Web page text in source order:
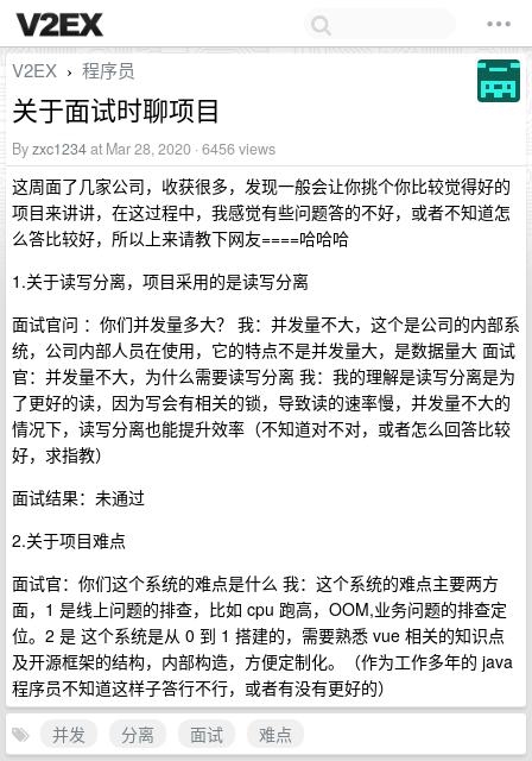
V2EX › 程序员
关于面试时聊项目
Byzxc1234at Mar 28, 2020 · 6456 views
这周面了几家公司，收获很多，发现一般会让你挑个你比较觉得好的
项目来讲讲，在这过程中，我感觉有些问题答的不好，或者不知道怎
么答比较好，所以上来请教下网友====哈哈哈
1.关于读写分离，项目采用的是读写分离
面试官问 ：你们并发量多大？ 我：并发量不大，这个是公司的内部系
统，公司内部人员在使用，它的特点不是并发量大，是数据量大 面试
官：并发量不大，为什么需要读写分离 我：我的理解是读写分离是为
了更好的读，因为写会有相关的锁，导致读的速率慢，并发量不大的
情况下，读写分离也能提升效率（不知道对不对，或者怎么回答比较
好，求指教）
面试结果：未通过
2.关于项目难点
面试官：你们这个系统的难点是什么 我：这个系统的难点主要两方
面，1 是线上问题的排查，比如 cpu 跑高，OOM,业务问题的排查定
位。2 是 这个系统是从 0 到 1 搭建的，需要熟悉 vue 相关的知识点
及开源框架的结构，内部构造，方便定制化。（作为工作多年的 java
程序员不知道这样子答行不行，或者有没有更好的）
并发
分离 面试
难点